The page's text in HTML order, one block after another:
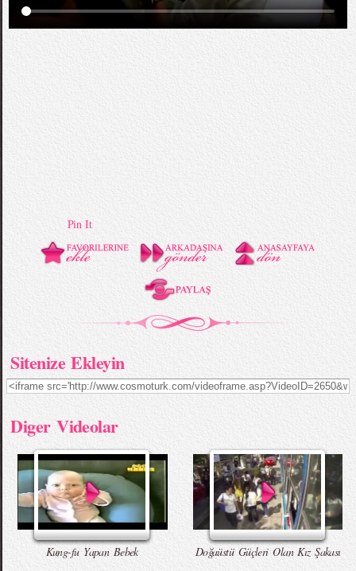
Pin It
Sitenize Ekleyin
Diger Videolar
Kung-fu Yapan Bebek Doğaüstü Güçleri Olan Kız Şakası